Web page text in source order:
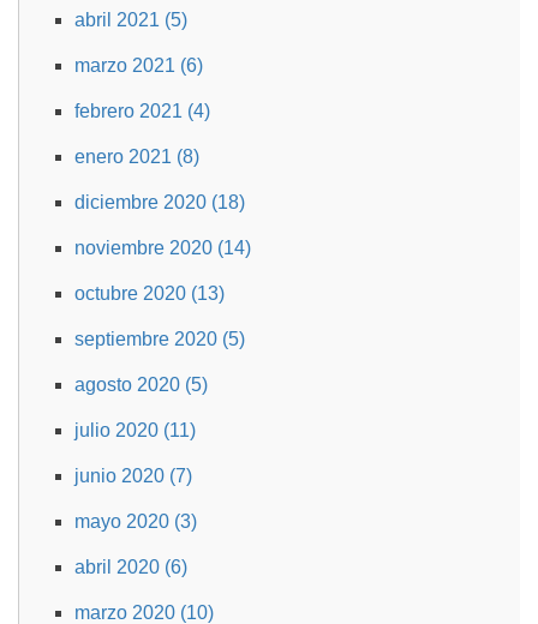
abril 2021 (5)
marzo 2021 (6)
febrero 2021 (4)
enero 2021 (8)
diciembre 2020 (18)
noviembre 2020 (14)
octubre 2020 (13)
septiembre 2020 (5)
agosto 2020 (5)
julio 2020 (11)
junio 2020 (7)
mayo 2020 (3)
abril 2020 (6)
marzo 2020 (10)